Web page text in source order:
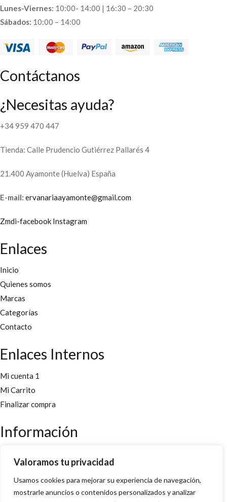
Valoramos tu privacidad
Usamos cookies para mejorar su experiencia de navegación,
mostrarle anuncios o contenidos personalizados y analizar
Lunes-Viernes: 10:00- 14:00 | 16:30 – 20:30
Sábados: 10:00 – 14:00
Contáctanos
¿Necesitas ayuda?
+34 959 470 447
Tienda: Calle Prudencio Gutiérrez Pallarés 4
21.400 Ayamonte (Huelva) España
E-mail: ervanariaayamonte@gmail.com
Zmdi-facebook Instagram
Enlaces
Inicio
Quienes somos
Marcas
Categorías
Contacto
Enlaces Internos
Mi cuenta 1
Mi Carrito
Finalizar compra
Información
Políticas y cookies
Política de privacidad y condiciones